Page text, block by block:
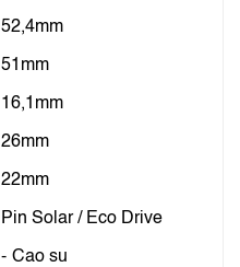
52,4mm
51mm
16,1mm
26mm
22mm
Pin Solar / Eco Drive
Cao su